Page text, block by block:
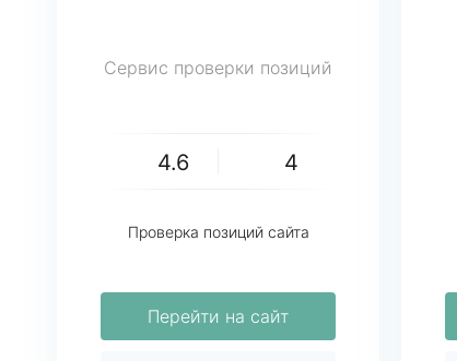
Сервис проверки позиций
4.6 4
Проверка позиций сайта
Перейти на сайт